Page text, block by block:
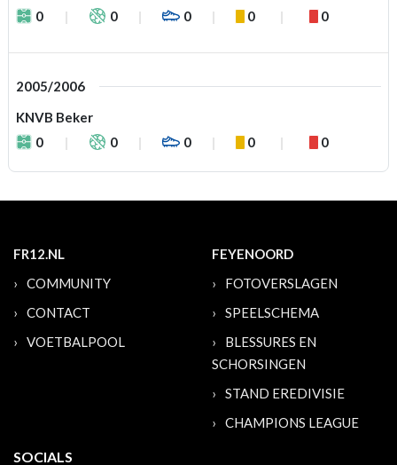
0
0 0 0 0
2005/2006
KNVB Beker
0
0 0 0 0
FR12.NL
COMMUNITY
CONTACT
VOETBALPOOL
FEYENOORD
FOTOVERSLAGEN
SPEELSCHEMA
BLESSURES EN
SCHORSINGEN
STAND EREDIVISIE
CHAMPIONS LEAGUE
SOCIALS